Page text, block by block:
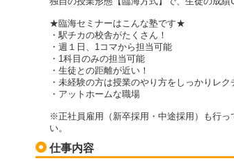
★臨海セミナーはこんな塾です★
・駅チカの校舎がたくさん！
・週１日、1コマから担当可能
・1科目のみの担当可能
・生徒との距離が近い！
・未経験の方は授業のやり方をしっかりレク
・アットホームな職場
※正社員雇用（新卒採用・中途採用）も行っ
い。
仕事内容